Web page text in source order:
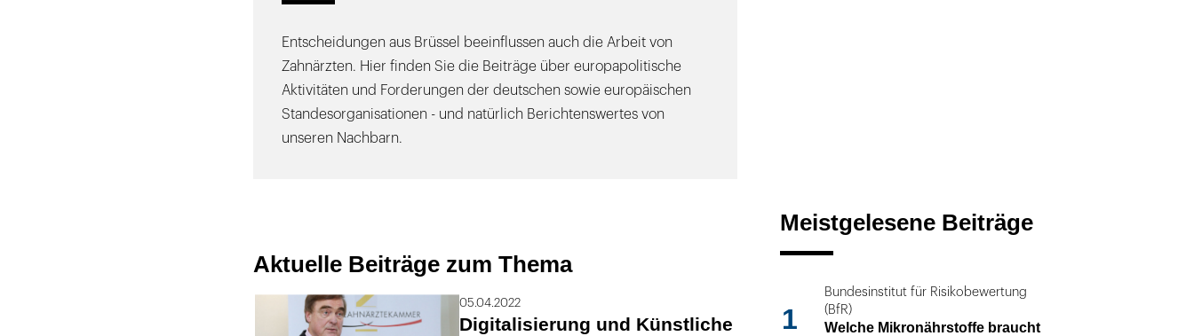
Entscheidungen aus Brüssel beeinflussen auch die Arbeit von
Zahnärzten. Hier finden Sie die Beiträge über europapolitische
Aktivitäten und Forderungen der deutschen sowie europäischen
Standesorganisationen - und natürlich Berichtenswertes von
unseren Nachbarn.
Aktuelle Beiträge zum Thema
05.04.2022
Digitalisierung und Künstliche
Meistgelesene Beiträge
1
Bundesinstitut für Risikobewertung
(BfR)
Welche Mikronährstoffe braucht